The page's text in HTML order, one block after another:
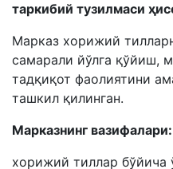
таркибий тузилмаси
Марказ хорижий
самарали йўлга қўйиш,
тадқиқот фаолиятини
ташкил қилинган.
Марказнинг вазифалари:
хорижий тиллар бўйича